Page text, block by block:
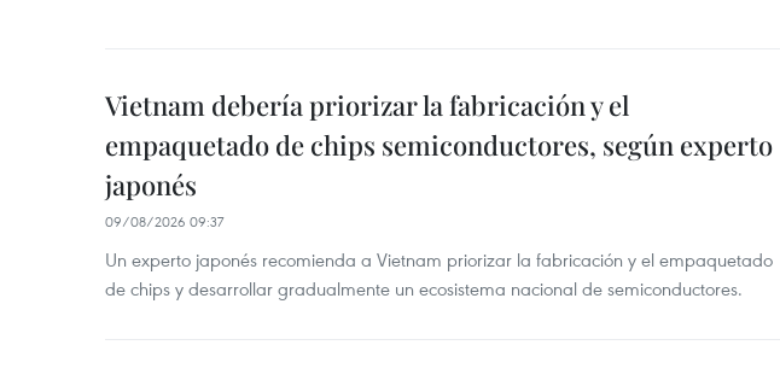
Vietnam debería priorizar la fabricación y el
empaquetado de chips semiconductores, según experto
japonés
09/08/2026 09:37
Un experto japonés recomienda a Vietnam priorizar la fabricación y el empaquetado
de chips y desarrollar gradualmente un ecosistema nacional de semiconductores.